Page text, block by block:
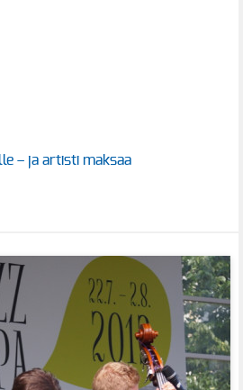
– ja artisti maksaa